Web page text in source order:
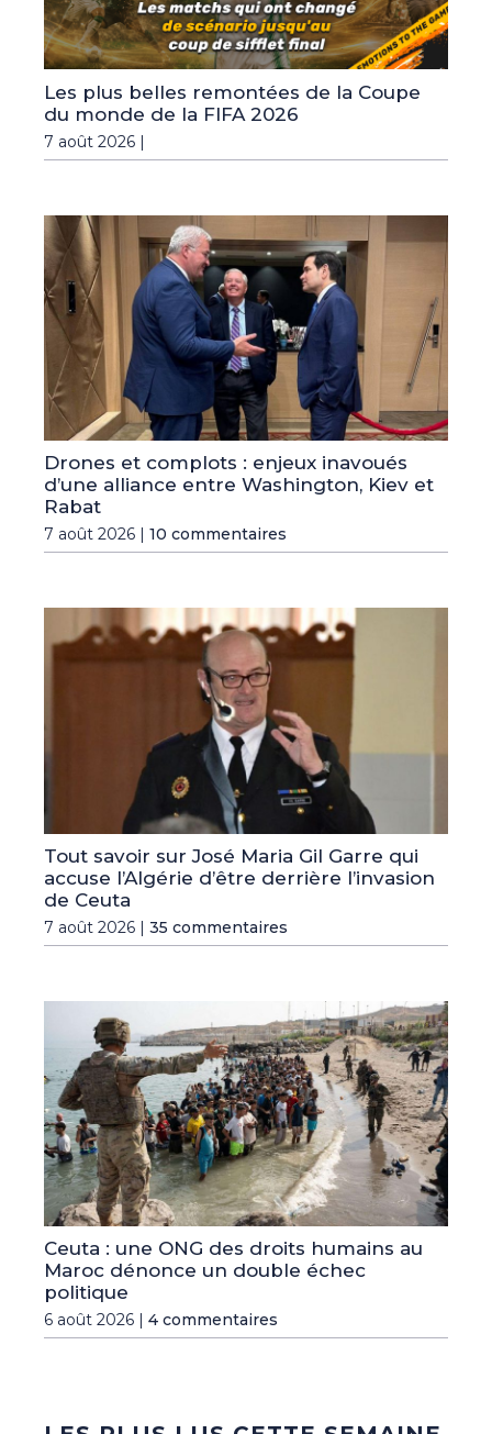
Les plus belles remontées de la Coupe
du monde de la FIFA 2026
7 août 2026 |
Drones et complots : enjeux inavoués
d’une alliance entre Washington, Kiev et
Rabat
7 août 2026 | 10 commentaires
Tout savoir sur José Maria Gil Garre qui
accuse l’Algérie d’être derrière l’invasion
de Ceuta
7 août 2026 | 35 commentaires
Ceuta : une ONG des droits humains au
Maroc dénonce un double échec
politique
6 août 2026 | 4 commentaires